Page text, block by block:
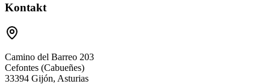
Kontakt
Camino del Barreo 203
Cefontes (Cabueñes)
33394 Gijón, Asturias